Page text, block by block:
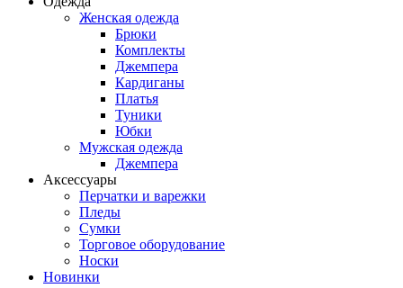
Женская одежда
Брюки
Комплекты
Джемпера
Кардиганы
Платья
Туники
Юбки
Мужская одежда
Джемпера
Аксессуары
Перчатки и варежки
Пледы
Сумки
Торговое оборудование
Носки
Новинки